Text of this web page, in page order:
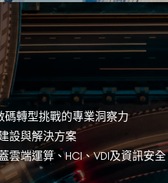
碼轉型挑戰的專業洞察力
設與解決方案
雲端運算、HCI、VDI及資訊安全